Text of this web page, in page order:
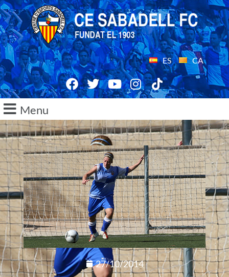
ES CA
Menu
27/10/2014